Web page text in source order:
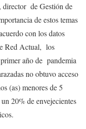
de Gestión de
de estos temas
con los datos
Red Actual, los
año de pandemia
no obtuvo acceso
(as) menores de 5
20% de envejecientes